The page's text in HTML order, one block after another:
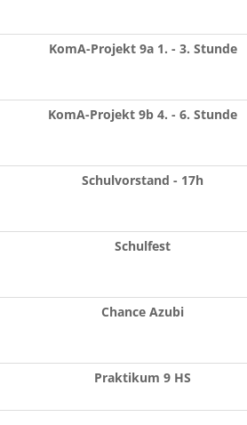
KomA-Projekt 9a 1. - 3. Stunde
KomA-Projekt 9b 4. - 6. Stunde
Schulvorstand - 17h
Schulfest
Chance Azubi
Praktikum 9 HS